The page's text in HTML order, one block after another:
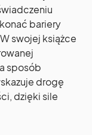
bariery
swojej książce
sposób
drogę
dzięki sile